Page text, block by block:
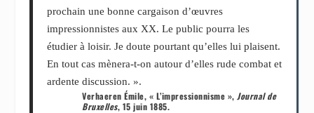
prochain une bonne cargaison d’œuvres
impressionnistes aux XX. Le public pourra les
étudier à loisir. Je doute pourtant qu’elles lui plaisent.
En tout cas mènera-t-on autour d’elles rude combat et
ardente discussion. ».
Verhaeren Émile, « L’impressionnisme »,Journal de
Bruxelles, 15 juin 1885.